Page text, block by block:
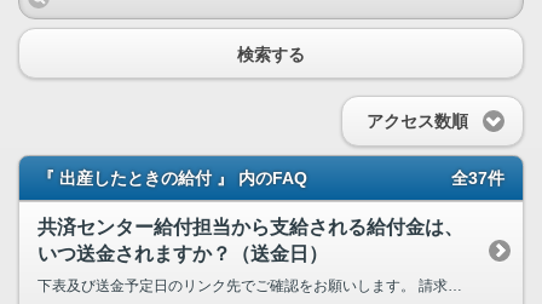
検索する
アクセス数順
『 出産したときの給付 』 内のFAQ 全37件
共済センター給付担当から支給される給付金は、
いつ送金されますか？（送金日）
下表及び送金予定日のリンク先でご確認をお願いします。 請求書 給付金の種類 送金予定日 ...